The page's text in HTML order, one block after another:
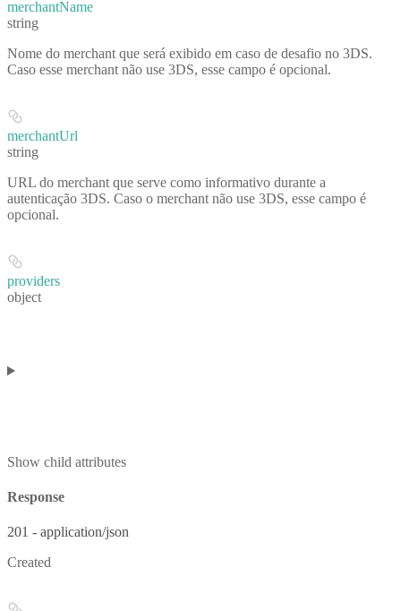
merchantName
string
Nome do merchant que será exibido em caso de desafio no 3DS.
Caso esse merchant não use 3DS, esse campo é opcional.
merchantUrl
string
URL do merchant que serve como informativo durante a
autenticação 3DS. Caso o merchant não use 3DS, esse campo é
opcional.
providers
object
Show child attributes
Response
201 - application/json
Created